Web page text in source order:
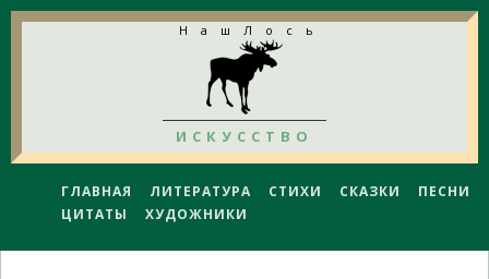
НашЛось
ИСКУССТВО
ГЛАВНАЯ ЛИТЕРАТУРА СТИХИ СКАЗКИ
ПЕСНИ
ЦИТАТЫ
ХУДОЖНИКИ